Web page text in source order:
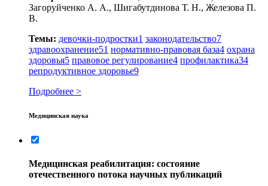
Загоруйченко А. А., Шигабутдинова Т. Н., Железова П.
В.
Темы: девочки-подростки1 законодательство7
здравоохранение51 нормативно-правовая база4 охрана
здоровья5 правовое регулирование4 профилактика34
репродуктивное здоровье9
Подробнее >
Медицинская наука
Медицинская реабилитация: состояние
отечественного потока научных публикаций